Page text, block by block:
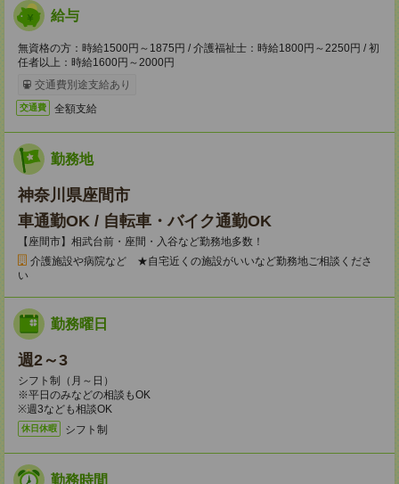
給与
無資格の方：時給1500円～1875円 / 介護福祉士：時給1800円～2250円 / 初
任者以上：時給1600円～2000円
交通費別途支給あり
交通費 全額支給
勤務地
神奈川県座間市
車通勤OK / 自転車・バイク通勤OK
【座間市】相武台前・座間・入谷など勤務地多数！
介護施設や病院など ★自宅近くの施設がいいなど勤務地ご相談くださ
い
勤務曜日
週2～3
シフト制（月～日）
※平日のみなどの相談もOK
※週3なども相談OK
休日休暇 シフト制
勤務時間